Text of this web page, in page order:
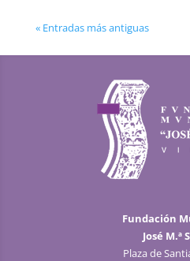
« Entradas más antiguas
Fundación
José M.ª
Plaza de